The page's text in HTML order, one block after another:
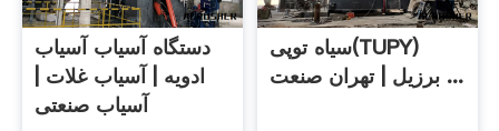
دستگاه آسیاب آسیاب
ادویه | آسیاب غلات |
آسیاب صنعتی
سیاه توپی(TUPY)
برزیل | تهران صنعت ...